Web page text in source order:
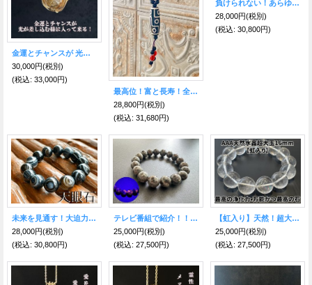
金運とチャンスが 光が差し込む様に入って来る！ゴールデン・ルチル&ルチルクォーツ O型ネックレス〜世界に一つだけのスピリチュアルジュエリー〜
30,000円(税別)
(税込: 33,000円)
最高位！富と長寿！全てを手に入れ人生を大成功に導く！九眼&三眼天珠ネックレス 黒
28,800円(税別)
(税込: 31,680円)
負けられない！あらゆる事に勝ちをもたらす！ラスティレッド水晶
28,000円(税別)
(税込: 30,800円)
未来を見通す！大迫力！邪気を払いのブラック天眼石ブレスレット 16ミリ珠
28,000円(税別)
(税込: 30,800円)
テレビ番組で紹介！！闇夜で光る！霊や悪意を強力にブロック！ユーパーライト 12mm
25,000円(税別)
(税込: 27,500円)
【虹入り】天然！超大玉！最高の浄化力！大玉天然水晶AAA16ミリ珠ブレスレット
25,000円(税別)
(税込: 27,500円)